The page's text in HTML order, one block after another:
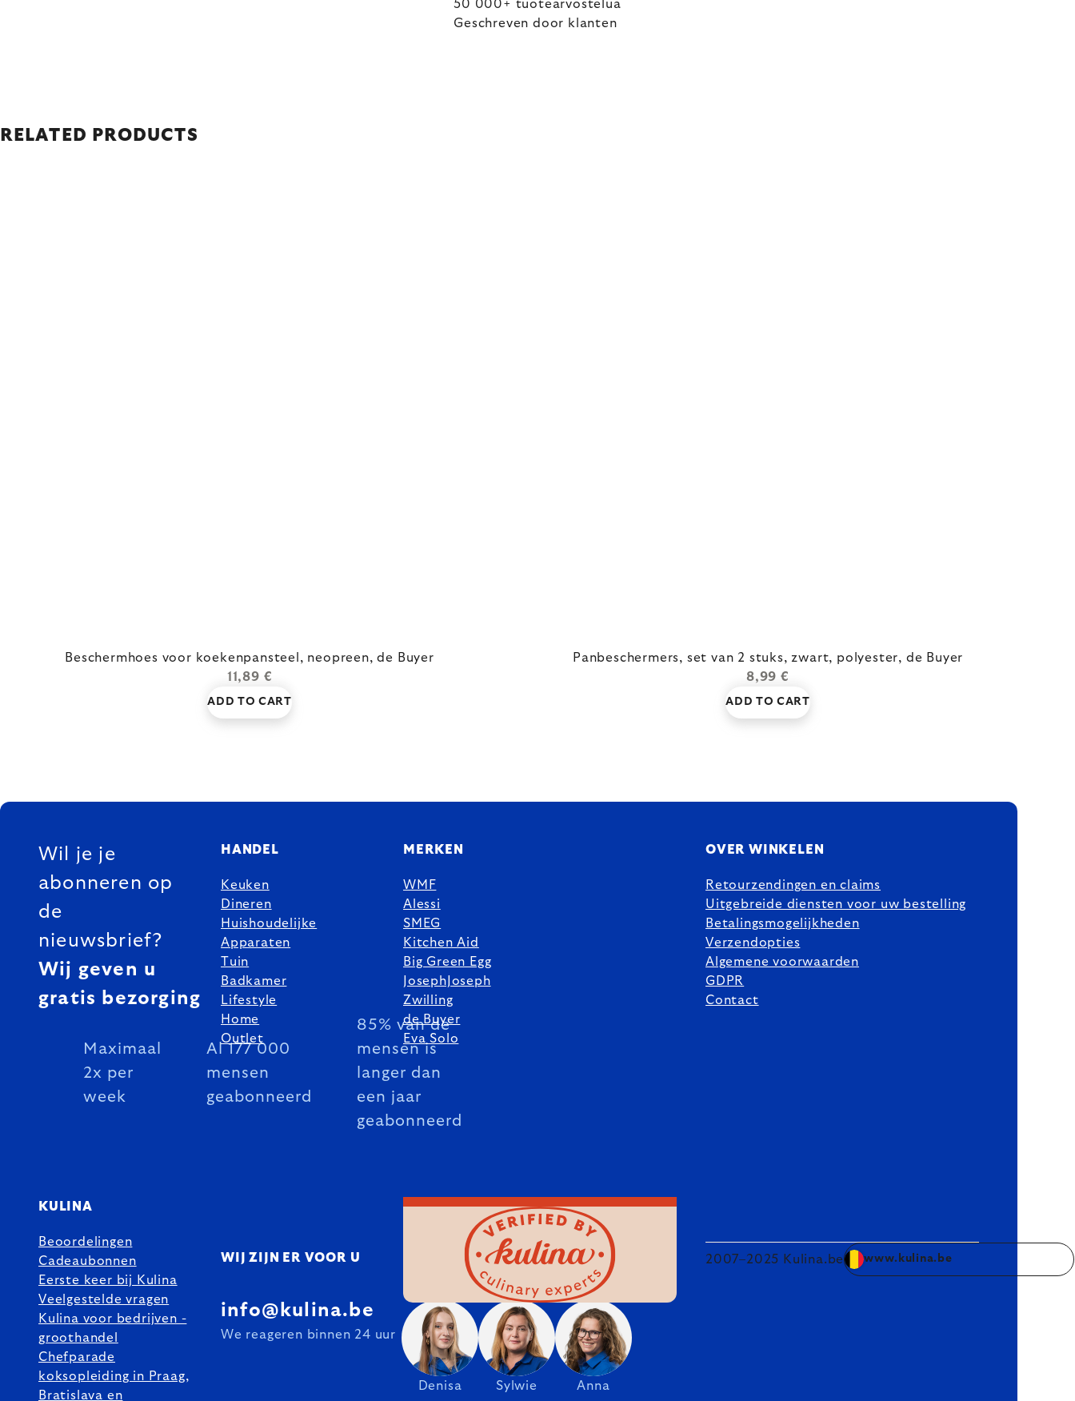
50 000+ tuotearvostelua
Geschreven door klanten
RELATED PRODUCTS
Beschermhoes voor koekenpansteel, neopreen, de Buyer
11,89 €
ADD TO CART
Panbeschermers, set van 2 stuks, zwart, polyester, de Buyer
8,99 €
ADD TO CART
FOOTER
Wil je je
abonneren op
de
nieuwsbrief?
Wij geven u
gratis bezorging
Maximaal
2x per
week
Al 177 000
mensen
geabonneerd
85% van de
mensen is
langer dan
een jaar
geabonneerd
HANDEL
Keuken
Dineren
Huishoudelijke
Apparaten
Tuin
Badkamer
Lifestyle
Home
Outlet
MERKEN
WMF
Alessi
SMEG
Kitchen Aid
Big Green Egg
JosephJoseph
Zwilling
de Buyer
Eva Solo
OVER WINKELEN
Retourzendingen en claims
Uitgebreide diensten voor uw bestelling
Betalingsmogelijkheden
Verzendopties
Algemene voorwaarden
GDPR
Contact
KULINA
Beoordelingen
Cadeaubonnen
Eerste keer bij Kulina
Veelgestelde vragen
Kulina voor bedrijven -
groothandel
Chefparade
koksopleiding in Praag,
Bratislava en
WIJ ZIJN ER VOOR U
Denisa Sylwie Anna
info@kulina.be
We reageren binnen 24 uur
2007–2025 Kulina.be www.kulina.be